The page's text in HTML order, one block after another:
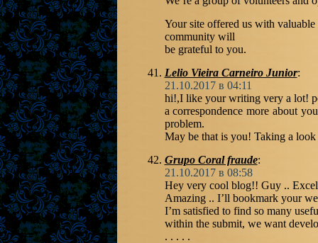
Your site offered us with
community will
be grateful to you.
Lelio Vieira Carneiro Junior:
21.10.2017 в 04:11
hi!,I like your writing very a lot!
a correspondence more about
problem.
May be that is you! Taking a
Grupo Coral fraude:
21.10.2017 в 08:58
Hey very cool blog!! Guy ..
Amazing .. I’ll bookmark your
I’m satisfied to find so many
within the submit, we want
. . . . .